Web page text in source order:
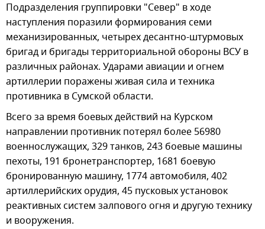
Подразделения группировки "Север" в ходе
наступления поразили формирования семи
механизированных, четырех десантно-штурмовых
бригад и бригады территориальной обороны ВСУ в
различных районах. Ударами авиации и огнем
артиллерии поражены живая сила и техника
противника в Сумской области.
Всего за время боевых действий на Курском
направлении противник потерял более 56980
военнослужащих, 329 танков, 243 боевые машины
пехоты, 191 бронетранспортер, 1681 боевую
бронированную машину, 1774 автомобиля, 402
артиллерийских орудия, 45 пусковых установок
реактивных систем залпового огня и другую технику
и вооружения.